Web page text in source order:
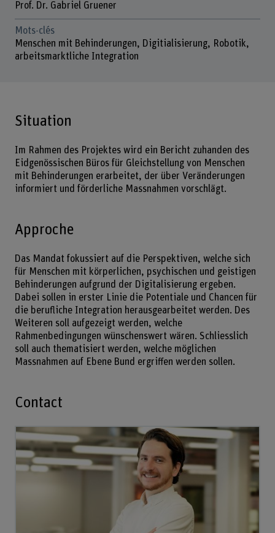
Prof. Dr. Gabriel Gruener
Mots-clés
Menschen mit Behinderungen, Digitialisierung, Robotik,
arbeitsmarktliche Integration
Situation
Im Rahmen des Projektes wird ein Bericht zuhanden des
Eidgenössischen Büros für Gleichstellung von Menschen
mit Behinderungen erarbeitet, der über Veränderungen
informiert und förderliche Massnahmen vorschlägt.
Approche
Das Mandat fokussiert auf die Perspektiven, welche sich
für Menschen mit körperlichen, psychischen und geistigen
Behinderungen aufgrund der Digitalisierung ergeben.
Dabei sollen in erster Linie die Potentiale und Chancen für
die berufliche Integration herausgearbeitet werden. Des
Weiteren soll aufgezeigt werden, welche
Rahmenbedingungen wünschenswert wären. Schliesslich
soll auch thematisiert werden, welche möglichen
Massnahmen auf Ebene Bund ergriffen werden sollen.
Contact